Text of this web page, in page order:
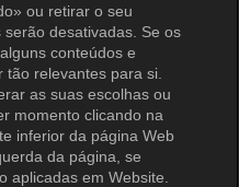
ou retirar o seu
desativadas. Se os
conteúdos e
relevantes para si.
as suas escolhas ou
momento clicando na
inferior da página Web
da página, se
aplicadas em Website.